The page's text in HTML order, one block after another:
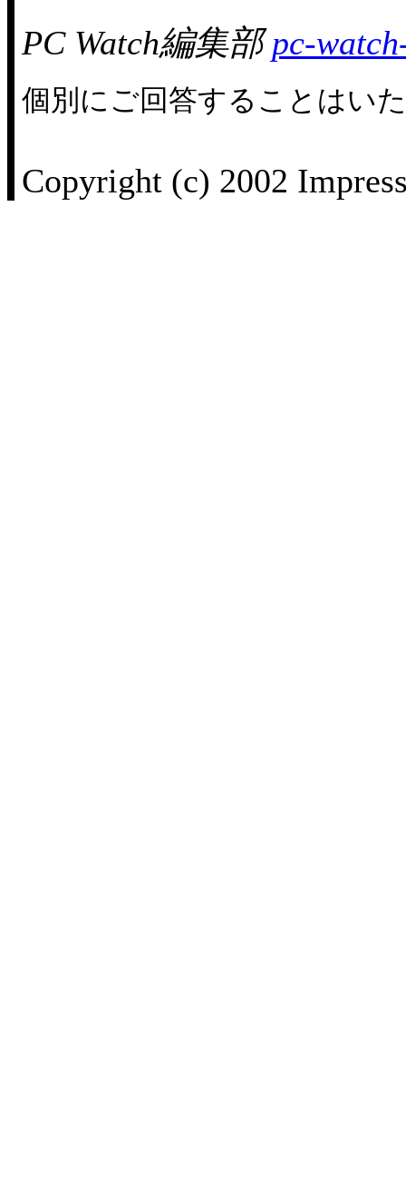
PC Watch編集部pc-
個別にご回答することはい
Copyright (c) 2002